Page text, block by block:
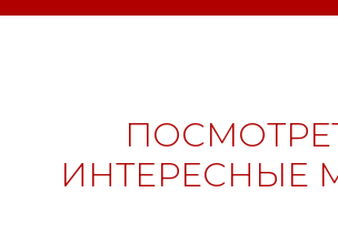
ИНТЕРЕСНЫЕ
регистрации СМИ ЭЛ №